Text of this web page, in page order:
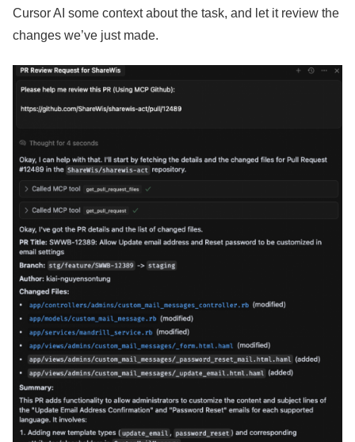
Cursor AI some context about the task, and let it review the
changes we’ve just made.